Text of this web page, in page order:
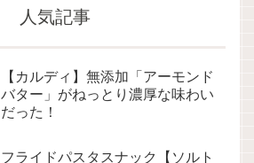
人気記事
【カルディ】無添加「アーモンド
バター」がねっとり濃厚な味わい
だった！
フライドパスタスナック【ソルト